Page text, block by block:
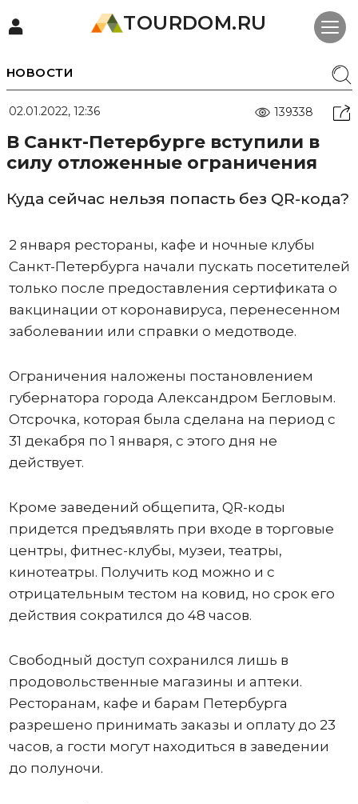
TOURDOM.RU
НОВОСТИ
02.01.2022, 12:36 139338
В Санкт-Петербурге вступили в
силу отложенные ограничения
Куда сейчас нельзя попасть без QR-кода?
2 января рестораны, кафе и ночные клубы
Санкт-Петербурга начали пускать посетителей
только после предоставления сертификата о
вакцинации от коронавируса, перенесенном
заболевании или справки о медотводе.
Ограничения наложены постановлением
губернатора города Александром Бегловым.
Отсрочка, которая была сделана на период с
31 декабря по 1 января, с этого дня не
действует.
Кроме заведений общепита, QR-коды
придется предъявлять при входе в торговые
центры, фитнес-клубы, музеи, театры,
кинотеатры. Получить код можно и с
отрицательным тестом на ковид, но срок его
действия сократился до 48 часов.
Свободный доступ сохранился лишь в
продовольственные магазины и аптеки.
Ресторанам, кафе и барам Петербурга
разрешено принимать заказы и оплату до 23
часов, а гости могут находиться в заведении
до полуночи.